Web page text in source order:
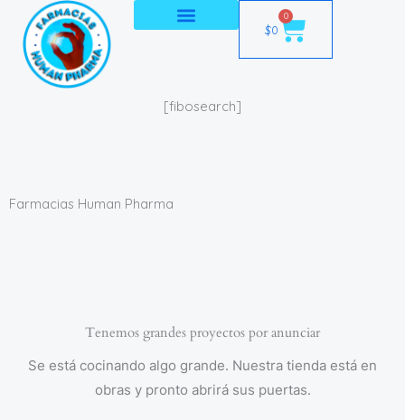
contenido
$0
0
Cart
[fibosearch]
Farmacias Human Pharma
Tenemos grandes proyectos por anunciar
Se está cocinando algo grande. Nuestra tienda está en
obras y pronto abrirá sus puertas.